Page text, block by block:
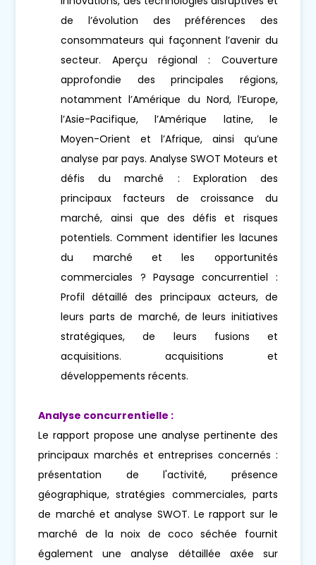
de l’évolution des préférences des
consommateurs qui façonnent l’avenir du
secteur. Aperçu régional : Couverture
approfondie des principales régions,
notamment l’Amérique du Nord, l’Europe,
l’Asie-Pacifique, l’Amérique latine, le
Moyen-Orient et l’Afrique, ainsi qu’une
analyse par pays. Analyse SWOT Moteurs et
défis du marché : Exploration des
principaux facteurs de croissance du
marché, ainsi que des défis et risques
potentiels. Comment identifier les lacunes
du marché et les opportunités
commerciales ? Paysage concurrentiel :
Profil détaillé des principaux acteurs, de
leurs parts de marché, de leurs initiatives
stratégiques, de leurs fusions et
acquisitions. acquisitions et
développements récents.
Analyse concurrentielle :
Le rapport propose une analyse pertinente des
principaux marchés et entreprises concernés :
présentation de l'activité, présence
géographique, stratégies commerciales, parts
de marché et analyse SWOT. Le rapport sur le
marché de la noix de coco séchée fournit
également une analyse détaillée axée sur